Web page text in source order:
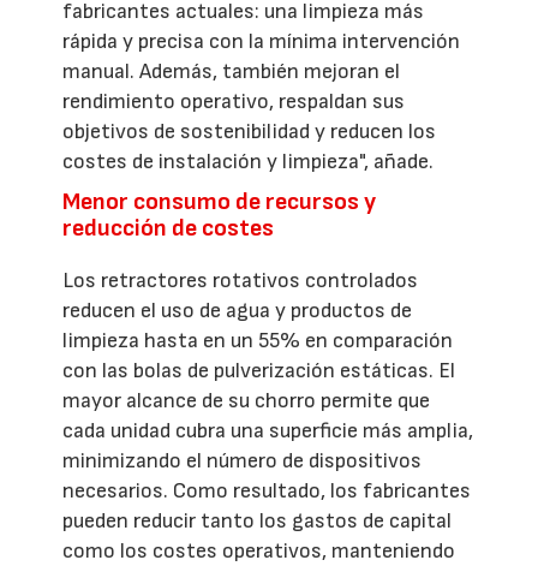
fabricantes actuales: una limpieza más
rápida y precisa con la mínima intervención
manual. Además, también mejoran el
rendimiento operativo, respaldan sus
objetivos de sostenibilidad y reducen los
costes de instalación y limpieza", añade.
Menor consumo de recursos y
reducción de costes
Los retractores rotativos controlados
reducen el uso de agua y productos de
limpieza hasta en un 55% en comparación
con las bolas de pulverización estáticas. El
mayor alcance de su chorro permite que
cada unidad cubra una superficie más amplia,
minimizando el número de dispositivos
necesarios. Como resultado, los fabricantes
pueden reducir tanto los gastos de capital
como los costes operativos, manteniendo